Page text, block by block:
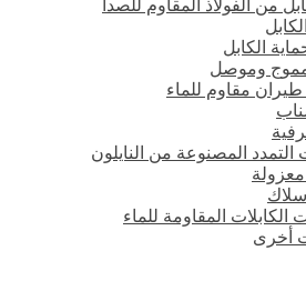
من الفولاذ المقاوم للصدأ
الكابل
مموج وموصل
مقاوم للماء
التمدد المصنوعة من النايلون
الكابلات المقاومة للماء
أخرى